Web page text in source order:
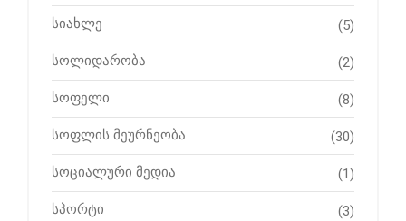
სიახლე (5)
სოლიდარობა (2)
სოფელი (8)
სოფლის მეურნეობა (30)
სოციალური მედია (1)
სპორტი (3)